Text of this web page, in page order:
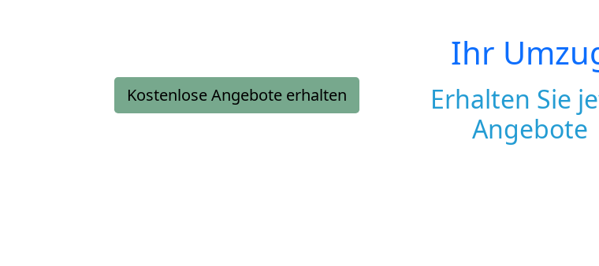
Kostenlose Angebote erhalten
Ihr
Erhalten Sie
Angebote